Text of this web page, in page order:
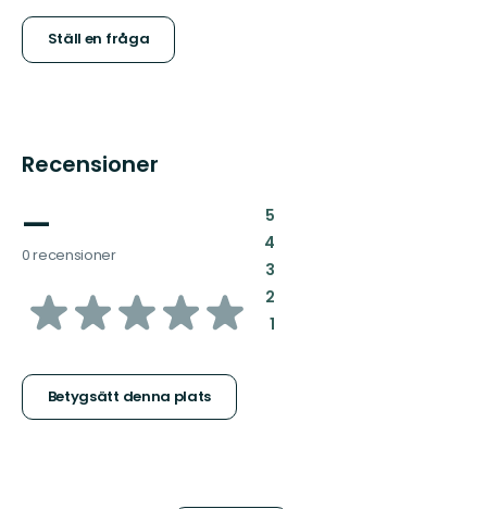
Ställ en fråga
Recensioner
—
0 recensioner
av
stjärnor
Betygsätt denna plats
5:
4:
3:
2:
1: